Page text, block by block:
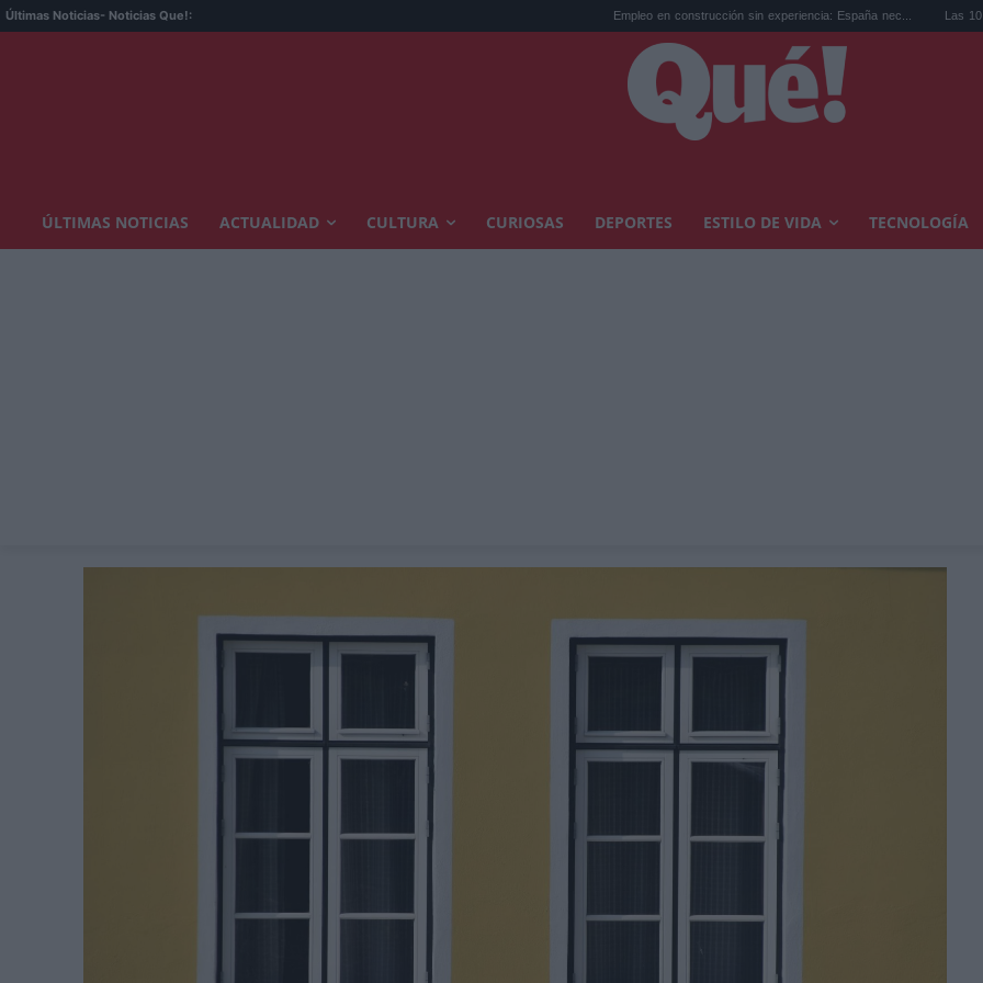
Últimas Noticias- Noticias Que!: Empleo en construcción sin experiencia: España nec... Las 10 gamers que
ÚLTIMAS NOTICIAS ACTUALIDAD CULTURA CURIOSAS DEPORTES ESTILO DE VIDA TECNOLOGÍA